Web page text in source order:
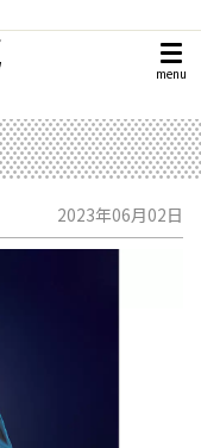
menu
2023年06月02日